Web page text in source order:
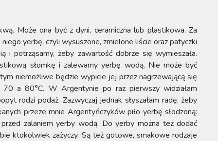
Może ona być z dyni, ceramiczna lub plastikowa. Za
yerbę, czyli wysuszone, zmielone liście oraz patyczki
i potrząsamy, żeby zawartość dobrze się wymieszała.
słomkę i zalewamy yerbę wodą. Nie może być
niemożliwe będzie wypicie jej przez nagrzewającą się
a 80°C. W Argentynie po raz pierwszy widziałam
rodzi podaż. Zazwyczaj jednak słyszałam radę, żeby
przeze mnie Argentyńczyków piło yerbę słodzoną:
zalaniem yerby wodą. Do yerby można też dodać
ktokolwiek zażyczy. Są też gotowe, smakowe rodzaje